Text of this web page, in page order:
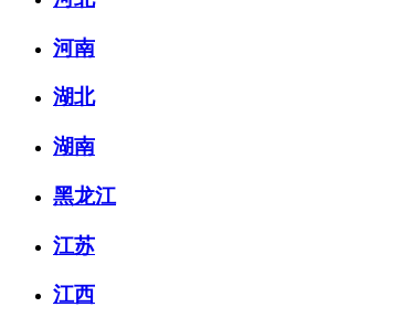
河南
湖北
湖南
黑龙江
江苏
江西